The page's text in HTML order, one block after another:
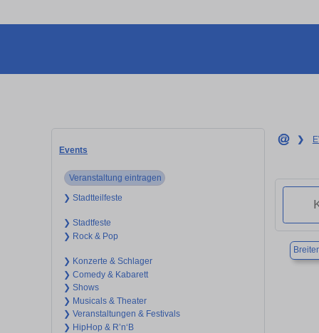
Events
Veranstaltung eintragen
❯ Stadtteilfeste
❯ Stadtfeste
❯ Rock & Pop
❯ Konzerte & Schlager
❯ Comedy & Kabarett
❯ Shows
❯ Musicals & Theater
❯ Veranstaltungen & Festivals
❯ HipHop & R’n‘B
❯